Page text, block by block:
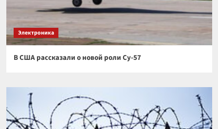
Электроника
В США рассказали о новой роли Су-57